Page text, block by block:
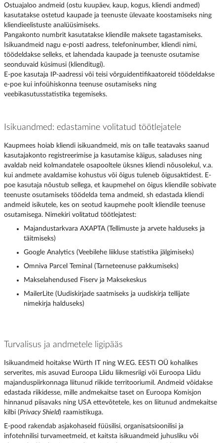
Ostuajaloo andmeid (ostu kuupäev, kaup, kogus, kliendi andmed)
kasutatakse ostetud kaupade ja teenuste ülevaate koostamiseks ning
kliendieelistuste analüüsimiseks.
Pangakonto numbrit kasutatakse kliendile maksete tagastamiseks.
Isikuandmeid nagu e-posti aadress, telefoninumber, kliendi nimi,
töödeldakse selleks, et lahendada kaupade ja teenuste osutamise
seonduvaid küsimusi (klienditugi).
E-poe kasutaja IP-aadressi või teisi võrguidentifikaatoreid töödeldakse
e-poe kui infoühiskonna teenuse osutamiseks ning
veebikasutusstatistika tegemiseks.
Isikuandmed: edastamine volitatud töötlejatele
Kaupmees hoiab kliendi isikuandmeid, mis on talle teatavaks saanud
kasutajakonto registreerimise ja kasutamise käigus, saladuses ning
avaldab neid kolmandatele osapooltele üksnes kliendi nõusolekul, v.a.
kui andmete avaldamise kohustus või õigus tuleneb õigusaktidest. E-
poe kasutaja nõustub sellega, et kaupmehel on õigus kliendile sobivate
teenuste osutamiseks töödelda tema andmeid, sh edastada kliendi
andmeid isikutele, kes on seotud kaupmehe poolt kliendile teenuse
osutamisega. Nimekiri volitatud töötlejatest:
Majandustarkvara AXAPTA (Tellimuste ja arvete halduseks ja
täitmiseks)
Google Analytics (Veebilehe liikluse statistika jälgimiseks)
Omniva Parcel Teminal (Tarneteenuse pakkumiseks)
Makselahendused Fiserv ja Maksekeskus
MailerLite (Uudiskirjade saatmiseks ja uudiskirja tellijate
nimekirja halduseks)
Turvalisus ja andmetele ligipääs
Isikuandmeid hoitakse Würth IT ning W.EG. EESTI OÜ kohalikes
serverites, mis asuvad Euroopa Liidu liikmesriigi või Euroopa Liidu
majanduspiirkonnaga liitunud riikide territooriumil. Andmeid võidakse
edastada riikidesse, mille andmekaitse taset on Euroopa Komisjon
hinnanud piisavaks ning USA ettevõtetele, kes on liitunud andmekaitse
kilbi (Privacy Shield) raamistikuga.
E-pood rakendab asjakohaseid füüsilisi, organisatsioonilisi ja
infotehnilisi turvameetmeid, et kaitsta isikuandmeid juhusliku või